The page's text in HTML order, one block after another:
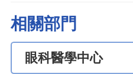
相關部門
眼科醫學中心